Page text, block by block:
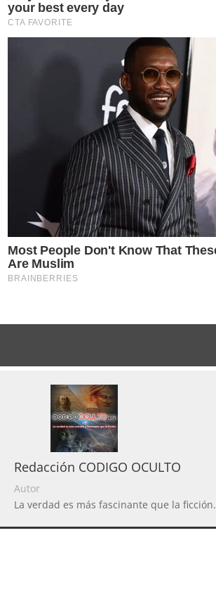
Redacción CODIGO OCULTO
Autor
La verdad es más fascinante que la ficción.